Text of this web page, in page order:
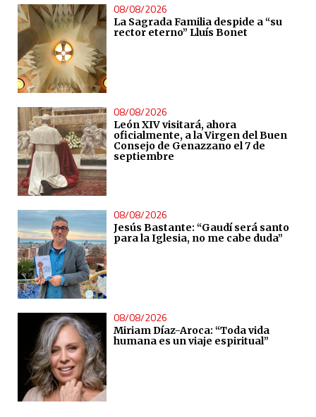
08/08/2026
La Sagrada Familia despide a “su
rector eterno” Lluís Bonet
08/08/2026
León XIV visitará, ahora
oficialmente, a la Virgen del Buen
Consejo de Genazzano el 7 de
septiembre
08/08/2026
Jesús Bastante: “Gaudí será santo
para la Iglesia, no me cabe duda”
08/08/2026
Miriam Díaz-Aroca: “Toda vida
humana es un viaje espiritual”